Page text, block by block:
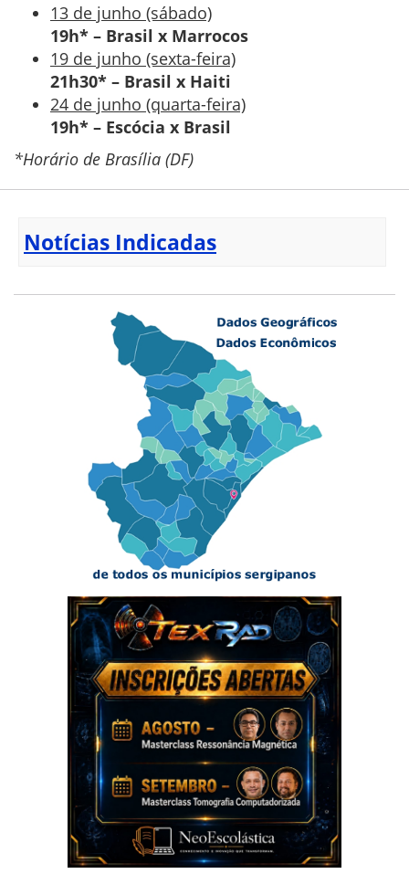
13 de junho (sábado)
19h* – Brasil x Marrocos
19 de junho (sexta-feira)
21h30* – Brasil x Haiti
24 de junho (quarta-feira)
19h* – Escócia x Brasil
*Horário de Brasília (DF)
Notícias Indicadas